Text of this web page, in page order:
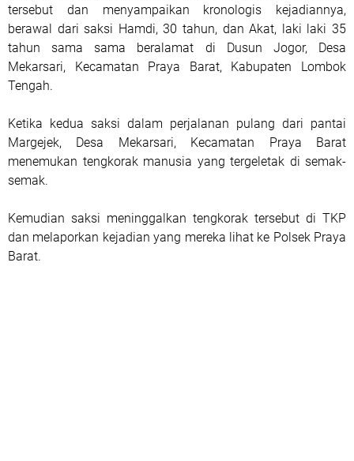
tersebut dan menyampaikan kronologis kejadiannya,
berawal dari saksi Hamdi, 30 tahun, dan Akat, laki laki 35
tahun sama sama beralamat di Dusun Jogor, Desa
Mekarsari, Kecamatan Praya Barat, Kabupaten Lombok
Tengah.
Ketika kedua saksi dalam perjalanan pulang dari pantai
Margejek, Desa Mekarsari, Kecamatan Praya Barat
menemukan tengkorak manusia yang tergeletak di semak-
semak.
Kemudian saksi meninggalkan tengkorak tersebut di TKP
dan melaporkan kejadian yang mereka lihat ke Polsek Praya
Barat.